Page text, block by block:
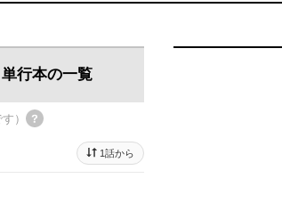
単行本の一覧
）
1話から